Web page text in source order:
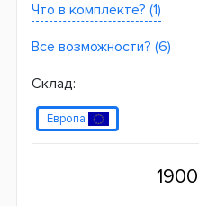
Что в комплекте? (1)
Все возможности? (6)
Склад:
Европа